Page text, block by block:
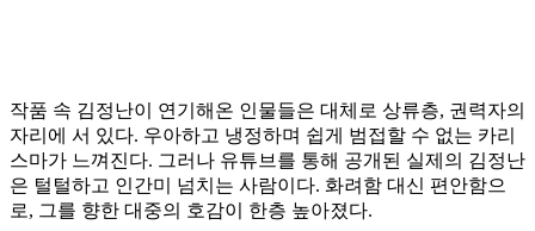
작품 속 김정난이 연기해온 인물들은 대체로 상류층, 권력자의
자리에 서 있다. 우아하고 냉정하며 쉽게 범접할 수 없는 카리
스마가 느껴진다. 그러나 유튜브를 통해 공개된 실제의 김정난
은 털털하고 인간미 넘치는 사람이다. 화려함 대신 편안함으
로, 그를 향한 대중의 호감이 한층 높아졌다.